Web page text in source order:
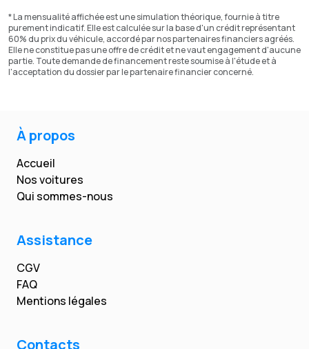
* La mensualité affichée est une simulation théorique, fournie à titre
purement indicatif. Elle est calculée sur la base d'un crédit représentant
60% du prix du véhicule, accordé par nos partenaires financiers agréés.
Elle ne constitue pas une offre de crédit et ne vaut engagement d'aucune
partie. Toute demande de financement reste soumise à l'étude et à
l'acceptation du dossier par le partenaire financier concerné.
À propos
Accueil
Nos voitures
Qui sommes-nous
Assistance
CGV
FAQ
Mentions légales
Contacts